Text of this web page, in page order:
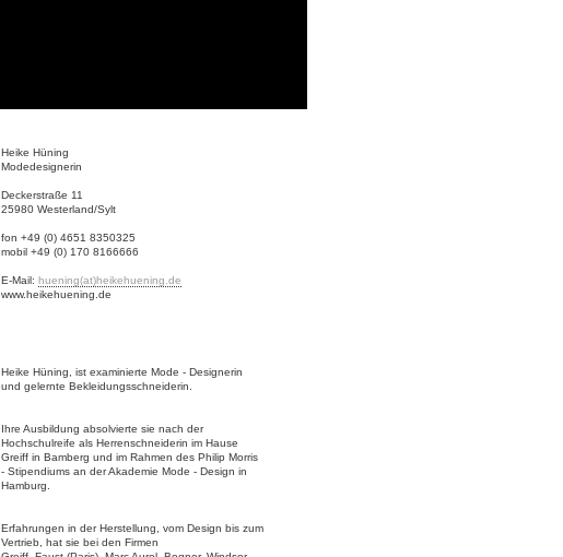
Heike Hüning
Modedesignerin
Deckerstraße 11
25980 Westerland/Sylt
fon +49 (0) 4651 8350325
mobil +49 (0) 170 8166666
E-Mail: huening(at)heikehuening.de
www.heikehuening.de
Heike Hüning, ist examinierte Mode - Designerin
und gelernte Bekleidungsschneiderin.
Ihre Ausbildung absolvierte sie nach der
Hochschulreife als Herrenschneiderin im Hause
Greiff in Bamberg und im Rahmen des Philip Morris
- Stipendiums an der Akademie Mode - Design in
Hamburg.
Erfahrungen in der Herstellung, vom Design bis zum
Vertrieb, hat sie bei den Firmen